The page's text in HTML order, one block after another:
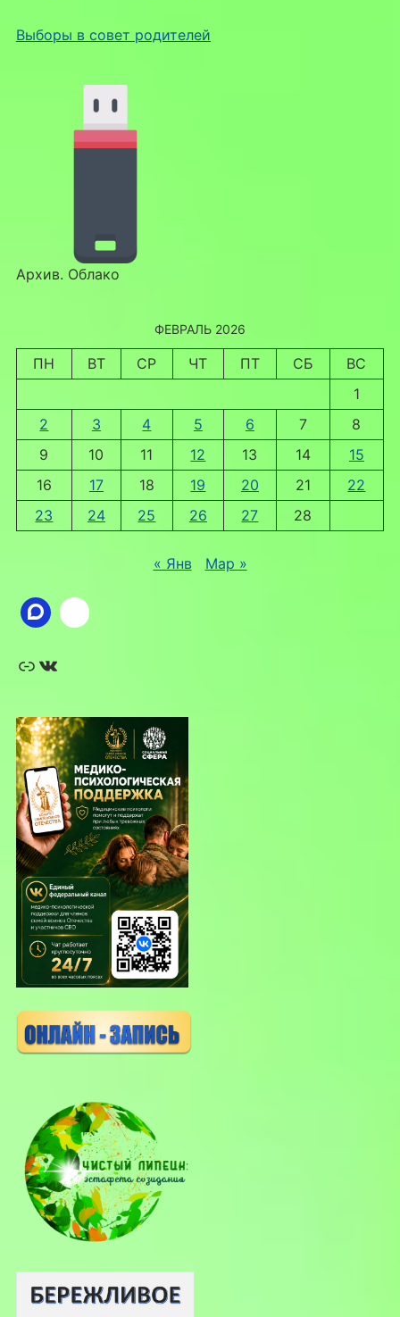
Выборы в совет родителей
Архив. Облако
ФЕВРАЛЬ 2026
ПН ВТ СР ЧТ ПТ СБ
ВС
1
2
3 4 5 6 7
8
9
10 11 12 13 14
15
16
17 18 19 20 21
22
23
24 25 26 27 28
« Янв Мар »